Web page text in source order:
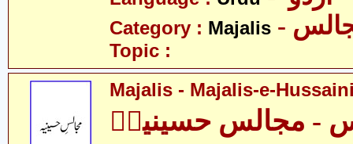
Category : Majalis
Topic :
Majalis - Majalis-e-
- مجالس حسینیہؑ